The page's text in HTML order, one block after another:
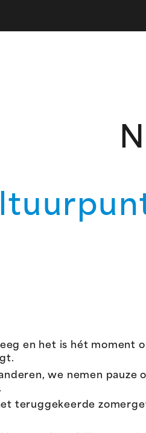
en het is hét
we nemen
teruggekeerde